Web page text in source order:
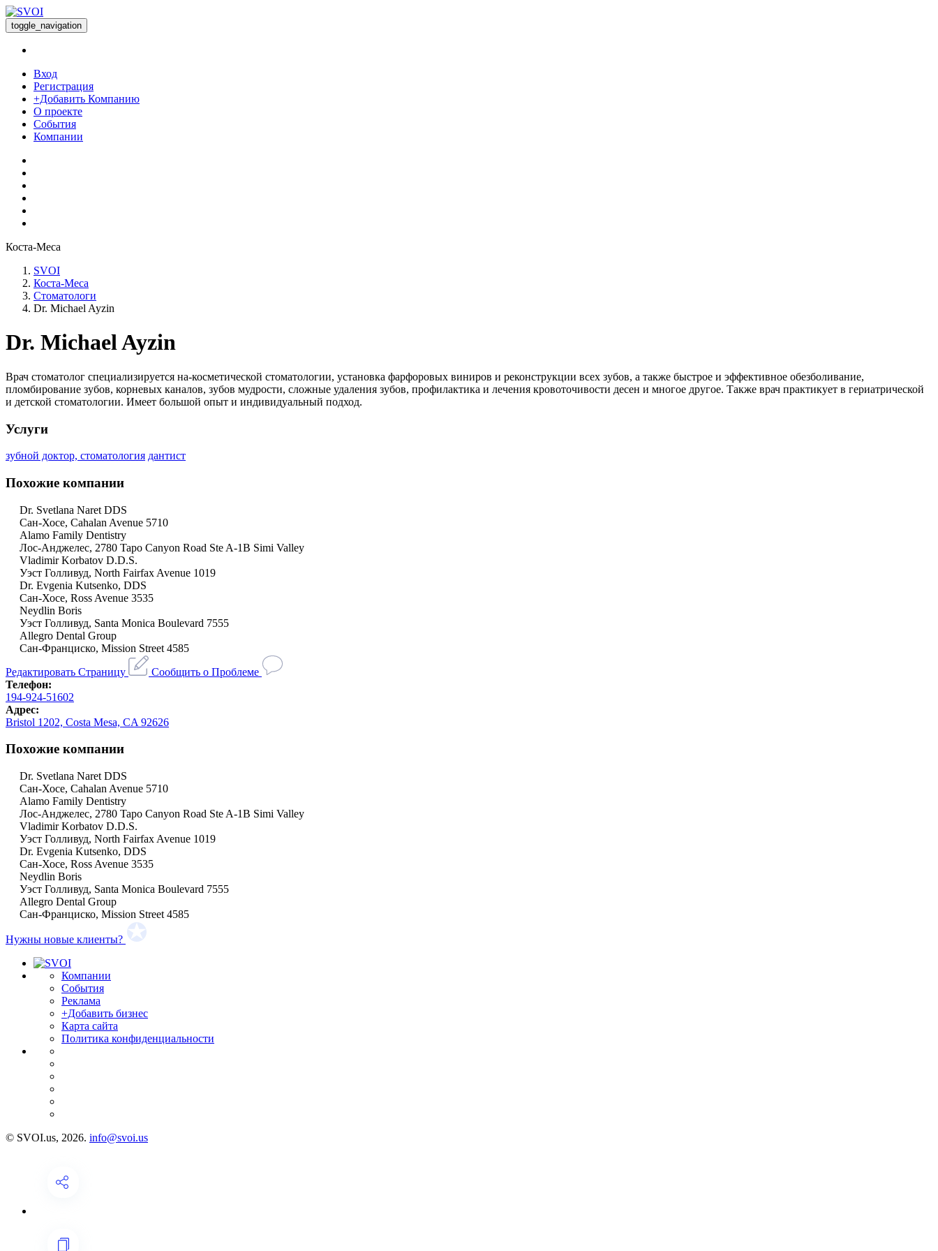
toggle_navigation
Вход
Регистрация
+Добавить Компанию
О проекте
События
Компании
Коста-Меса
SVOI
Коста-Меса
Стоматологи
Dr. Michael Ayzin
Dr. Michael Ayzin
Врач стоматолог специализируется на-косметической стоматологии, установка фарфоровых виниров и реконструкции всех зубов, а также быстрое и эффективное обезболивание,
пломбирование зубов, корневых каналов, зубов мудрости, сложные удаления зубов, профилактика и лечения кровоточивости десен и многое другое. Также врач практикует в гериатрической
и детской стоматологии. Имеет большой опыт и индивидуальный подход.
Услуги
зубной доктор, стоматология дантист
Похожие компании
Dr. Svetlana Naret DDS
Сан-Хосе, Cahalan Avenue 5710
Alamo Family Dentistry
Лос-Анджелес, 2780 Tapo Canyon Road Ste A-1B Simi Valley
Vladimir Korbatov D.D.S.
Уэст Голливуд, North Fairfax Avenue 1019
Dr. Evgenia Kutsenko, DDS
Сан-Хосе, Ross Avenue 3535
Neydlin Boris
Уэст Голливуд, Santa Monica Boulevard 7555
Allegro Dental Group
Сан-Франциско, Mission Street 4585
Редактировать Страницу
Сообщить о Проблеме
Телефон:
194-924-51602
Адрес:
Bristol 1202, Costa Mesa, CA 92626
Похожие компании
Dr. Svetlana Naret DDS
Сан-Хосе, Cahalan Avenue 5710
Alamo Family Dentistry
Лос-Анджелес, 2780 Tapo Canyon Road Ste A-1B Simi Valley
Vladimir Korbatov D.D.S.
Уэст Голливуд, North Fairfax Avenue 1019
Dr. Evgenia Kutsenko, DDS
Сан-Хосе, Ross Avenue 3535
Neydlin Boris
Уэст Голливуд, Santa Monica Boulevard 7555
Allegro Dental Group
Сан-Франциско, Mission Street 4585
Нужны новые клиенты?
Компании
События
Реклама
+Добавить бизнес
Карта сайта
Политика конфиденциальности
© SVOI.us, 2026. info@svoi.us